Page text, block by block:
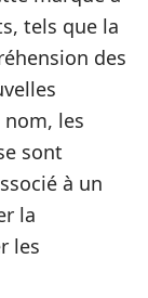
tels que la
des
les
sont
à un
la
les